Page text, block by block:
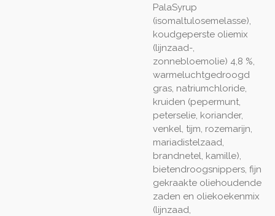
PalaSyrup
(isomaltulosemelasse),
koudgeperste oliemix
(lijnzaad-,
zonnebloemolie) 4,8 %,
warmeluchtgedroogd
gras, natriumchloride,
kruiden (pepermunt,
peterselie, koriander,
venkel, tijm, rozemarijn,
mariadistelzaad,
brandnetel, kamille),
bieten­droogsnippers, fijn
gekraakte oliehoudende
zaden en oliekoekenmix
(lijnzaad,